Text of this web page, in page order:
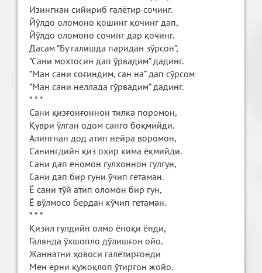
Изингнан сийириб галётир сочинг.
Йўлдо оломоно қошинг қочинг дап,
Йўлдо оломоно сочинг дар қочинг.
Дасам “Бу галишда паридан зўрсон”,
“Сани мохтосин дап ўрвадим” дадинг.
“Ман сани соғиндим, сан на” дап сўрсом
“Ман сани неллада гўрвадим” дадинг.
* * *
Сани қизғонғоннон тилка поромон,
Қуври ўлган одом санго боқмийди.
Алингнан дод атип нейра воромон,
Санингдийн қиз охир кима ёқмийди.
Сани дап ёномон гулхоннон гулгун,
Сани дап бир гуни ўчип гетаман.
Ё сани тўй атип оломон бир гун,
Ё вўлмосо бердан кўчип гетаман.
* * *
Қизил гулдийн олмо ёноқи ёнди,
Галянда ўхшопло дўлишғон ойо.
Жаннатни ҳовоси галётирғонди
Мен ёрни қужоқлоп ўтирғон жойо.